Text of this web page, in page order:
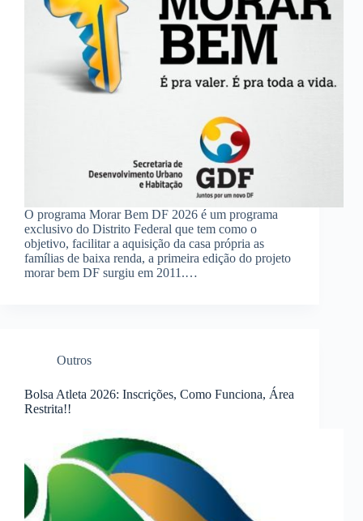
O programa Morar Bem DF 2026 é um programa
exclusivo do Distrito Federal que tem como o
objetivo, facilitar a aquisição da casa própria as
famílias de baixa renda, a primeira edição do projeto
morar bem DF surgiu em 2011.…
Outros
Bolsa Atleta 2026: Inscrições, Como Funciona, Área
Restrita!!